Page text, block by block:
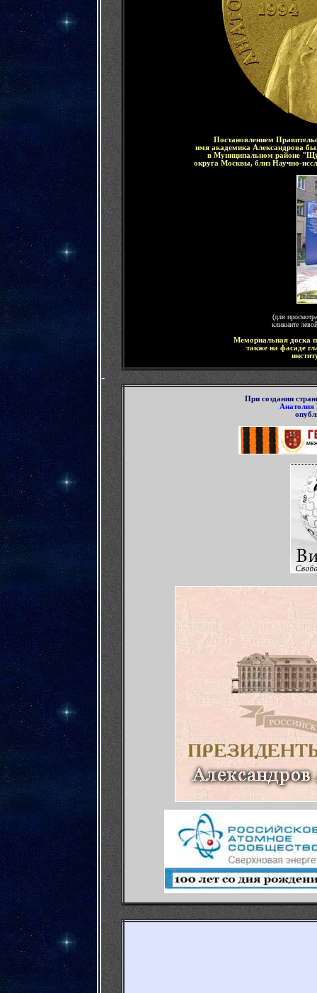
Постановлением
имя академика Александрова
в Муниципальном районе
округа Москвы, близ Научно-
(для
кликните
Мемориальная доска
также на фасаде
-
При создании